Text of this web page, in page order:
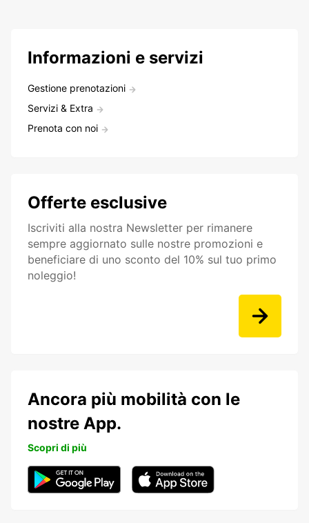
Informazioni e servizi
Gestione prenotazioni
Servizi & Extra
Prenota con noi
Offerte esclusive
Iscriviti alla nostra Newsletter per rimanere
sempre aggiornato sulle nostre promozioni e
beneficiare di uno sconto del 10% sul tuo primo
noleggio!
Ancora più mobilità con le
nostre App.
Scopri di più